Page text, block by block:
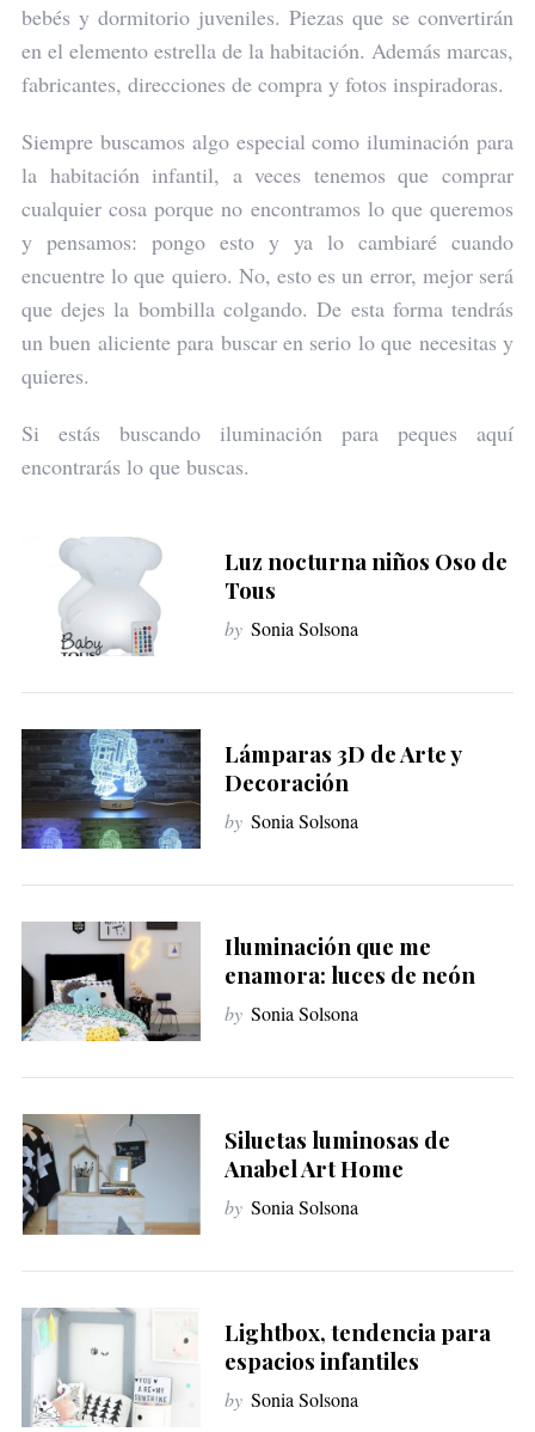
bebés y dormitorio juveniles. Piezas que se convertirán
en el elemento estrella de la habitación. Además marcas,
fabricantes, direcciones de compra y fotos inspiradoras.
Siempre buscamos algo especial como iluminación para
la habitación infantil, a veces tenemos que comprar
cualquier cosa porque no encontramos lo que queremos
y pensamos: pongo esto y ya lo cambiaré cuando
encuentre lo que quiero. No, esto es un error, mejor será
que dejes la bombilla colgando. De esta forma tendrás
un buen aliciente para buscar en serio lo que necesitas y
quieres.
Si estás buscando iluminación para peques aquí
encontrarás lo que buscas.
Luz nocturna niños Oso de
Tous
by Sonia Solsona
Lámparas 3D de Arte y
Decoración
by Sonia Solsona
Iluminación que me
enamora: luces de neón
by Sonia Solsona
Siluetas luminosas de
Anabel Art Home
by Sonia Solsona
Lightbox, tendencia para
espacios infantiles
by Sonia Solsona